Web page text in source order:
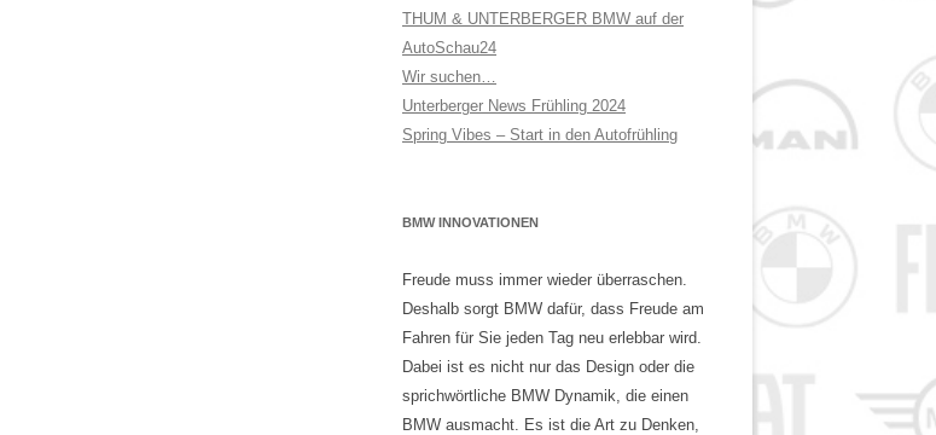
THUM & UNTERBERGER BMW auf der
AutoSchau24
Wir suchen…
Unterberger News Frühling 2024
Spring Vibes – Start in den Autofrühling
BMW INNOVATIONEN
Freude muss immer wieder überraschen.
Deshalb sorgt BMW dafür, dass Freude am
Fahren für Sie jeden Tag neu erlebbar wird.
Dabei ist es nicht nur das Design oder die
sprichwörtliche BMW Dynamik, die einen
BMW ausmacht. Es ist die Art zu Denken,